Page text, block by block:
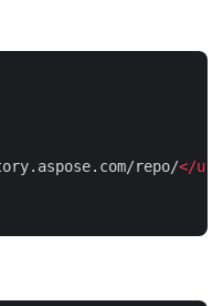
repo/</url